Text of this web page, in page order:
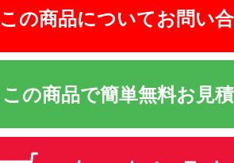
この商品についてお問い
この商品で簡単無料お見